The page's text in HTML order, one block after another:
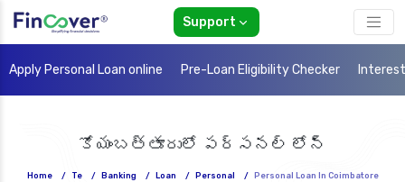
Support
Apply Personal Loan online Pre-Loan Eligibility Checker
కోయంబత్తూరులో పర్సనల్ లోన్
Home / Te / Banking / Loan / Personal / Personal Loan In Coimbatore